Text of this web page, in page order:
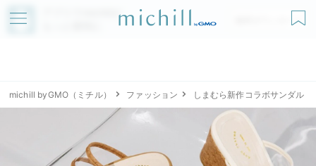
アプリでmichillが
無料ダウンロード
michill byGMO（ミチル） ファッション しまむら新作コラボサンダル